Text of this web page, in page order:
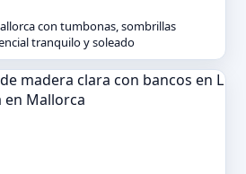
con tumbonas, sombrillas
tranquilo y soleado